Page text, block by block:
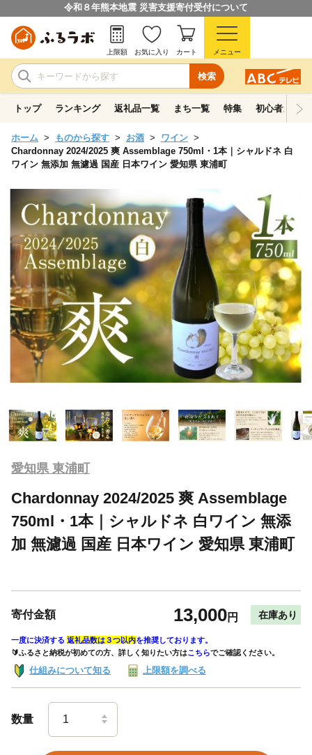
令和８年熊本地震 災害支援寄付受付について
検索
上限額 お気に入り カート メニュー
トップ ランキング 返礼品一覧 まち一覧 特集 初心者ガイド
ホーム ものから探す お酒
ワイン
Chardonnay 2024/2025 爽 Assemblage 750ml・1本｜シャルドネ 白
ワイン 無添加 無濾過 国産 日本ワイン 愛知県 東浦町
愛知県 東浦町
Chardonnay 2024/2025 爽 Assemblage
750ml・1本｜シャルドネ 白ワイン 無添
加 無濾過 国産 日本ワイン 愛知県 東浦町
寄付金額 13,000円 在庫あり
一度に決済する 返礼品数は３つ以内を推奨しております。
🔰ふるさと納税が初めての方、詳しく知りたい方はこちらでご確認ください。
仕組みについて知る 上限額を調べる
数量